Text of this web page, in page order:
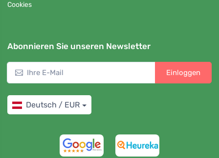
Cookies
Abonnieren Sie unseren Newsletter
Einloggen
Deutsch / EUR